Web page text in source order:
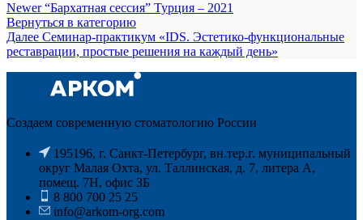
Newer “Бархатная сессия” Турция – 2021
Вернуться в категорию
Далее Cеминар-практикум «IDS. Эстетико-функциональные
реставрации, простые решения на каждый день»
Создаем современную стоматологию России
195196, г. Санкт-Петербург, вн.тер.г. муниципальный
округ Малая Охта, ул. Таллинская, д. 7, литера А,
помещ. 7Н, офис ЗБ
8 800 700 25 25
info@arkom-org.com